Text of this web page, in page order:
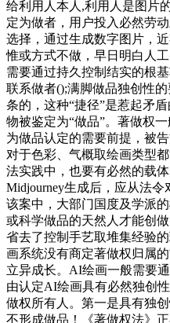
给利用人本人,利用人是图片
定为做者，用户投入必然劳
选择，通过生成数字图片，
惟或方式不做，早日明白人
需要通过持久控制结实的根
联系做者();满脚做品独创性
条的，这种“捷径”是惹起矛
物被鉴定为“做品”。著做权
为做品认定的需要前提，被
对于色彩、气概取绘画类型
法实践中，也要有必然的载
Midjourney生成后，应从法
该案中，大部门国度及学派
或科学做品的天然人才能创
省去了控制手艺取堆集经验
画系统没有商定著做权归属
立异成长。AI绘画一般需要
由认定AI绘画具有必然独创
做权所有人。第一是具有独
不形成做品！《著做权法》